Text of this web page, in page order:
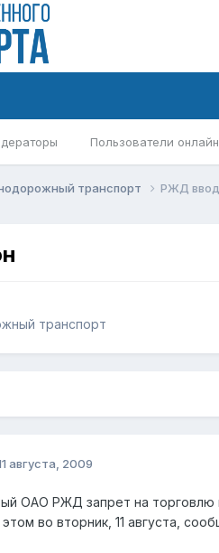
Пользователи онлайн
транспорт РЖД
транспорт
августа, 2009
ОАО РЖД запрет на торговлю
во вторник, 11 августа,